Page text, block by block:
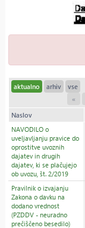
aktualno arhiv vse
«
Naslov
NAVODILO o
uveljavljanju pravice do
oprostitve uvoznih
dajatev in drugih
dajatev, ki se plačujejo
ob uvozu, št. 2/2019
Pravilnik o izvajanju
Zakona o davku na
dodano vrednost
(PZDDV - neuradno
prečiščeno besedilo)